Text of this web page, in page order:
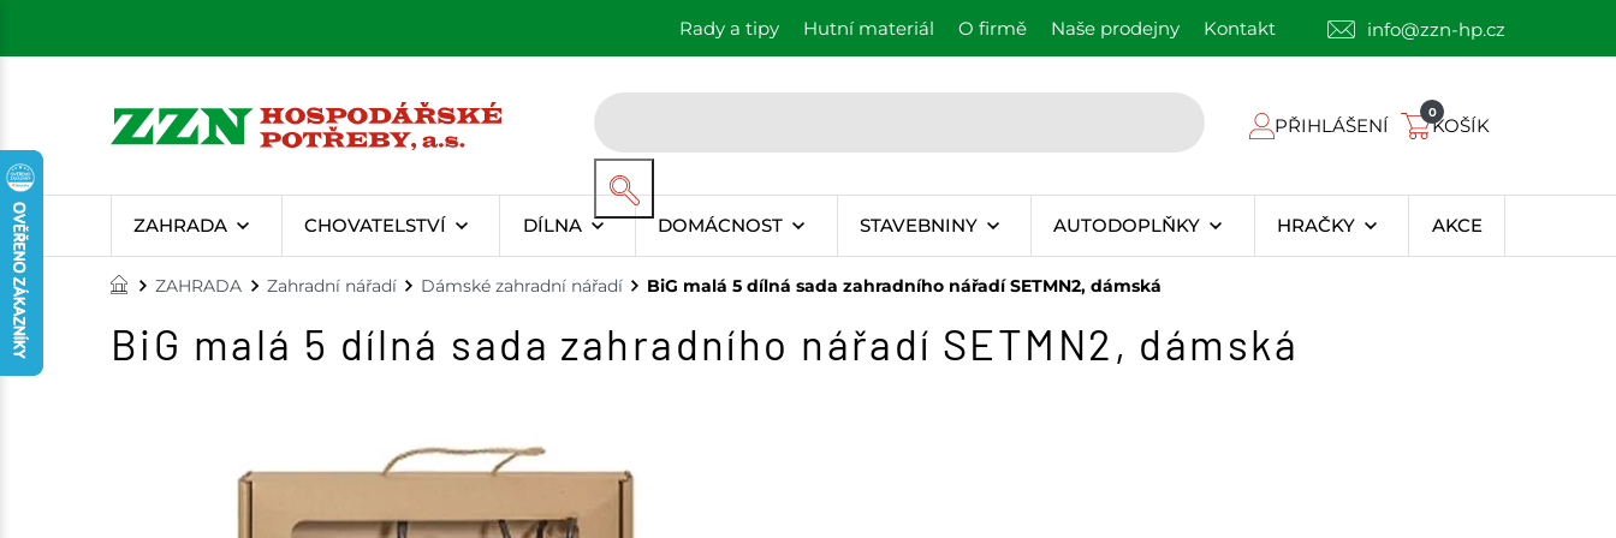
Rady a tipy Hutní materiál O firmě Naše prodejny Kontakt info@zzn-hp.cz
PŘIHLÁŠENÍ
0
KOŠÍK
ZAHRADA CHOVATELSTVÍ DÍLNA DOMÁCNOST STAVEBNINY AUTODOPLŇKY HRAČKY AKCE
ZAHRADA Zahradní nářadí Dámské zahradní nářadí BiG malá 5 dílná sada zahradního nářadí SETMN2, dámská
BiG malá 5 dílná sada zahradního nářadí SETMN2, dámská